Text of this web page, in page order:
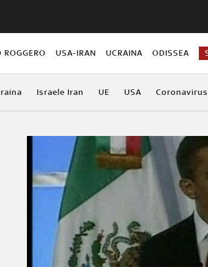
ROGGERO USA-IRAN UCRAINA ODISSEA
Israele Iran UE USA Coronavirus